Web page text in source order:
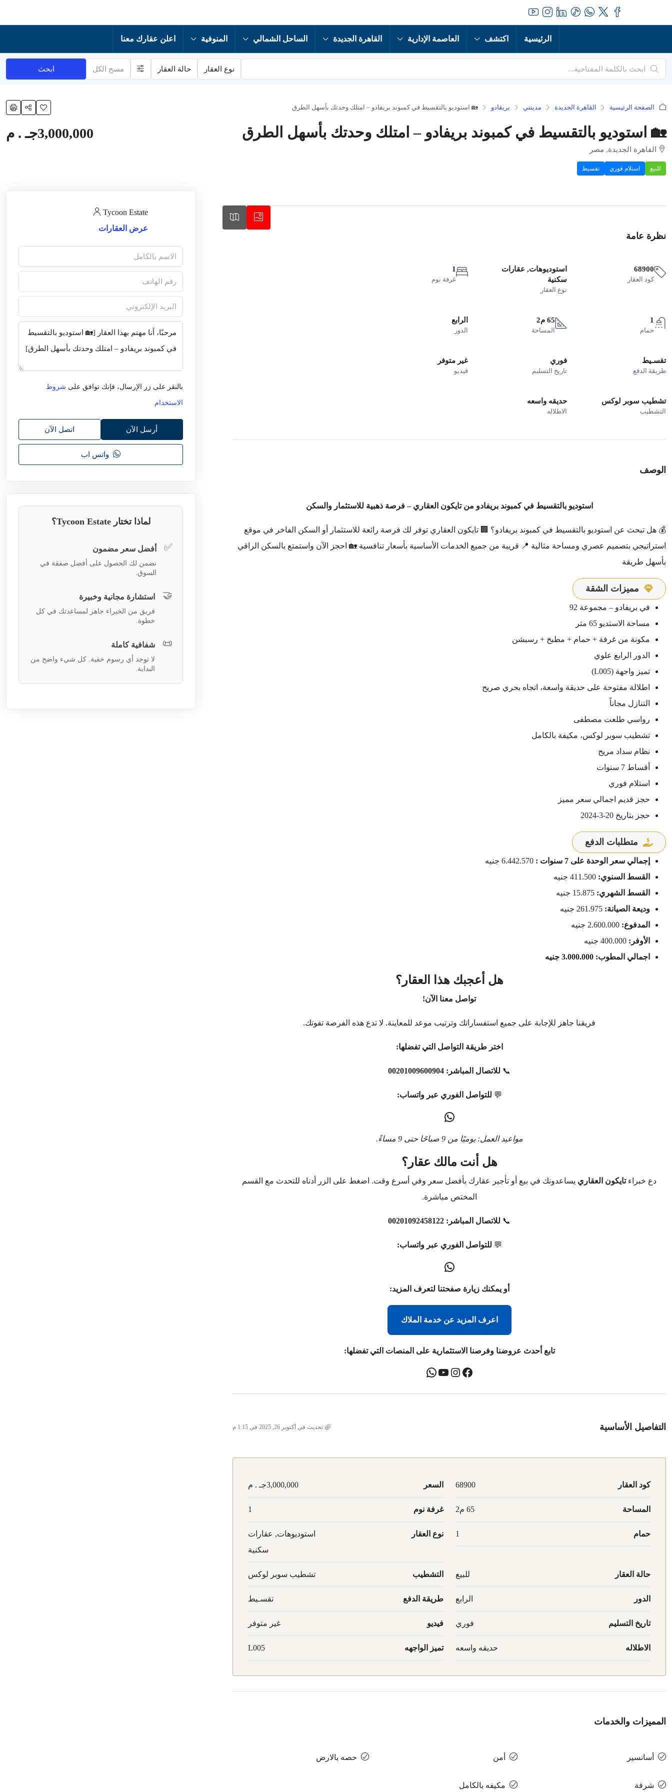
الرئيسية اكتشف العاصمة الإدارية القاهرة الجديدة الساحل الشمالي المنوفية اعلن عقارك معنا
نوع العقار حالة العقار مسح الكل ابحث
الصفحة الرئيسية القاهرة الجديدة مدينتي بريفادو 🏡 استوديو بالتقسيط في كمبوند بريفادو – امتلك وحدتك بأسهل الطرق
🏡 استوديو بالتقسيط في كمبوند بريفادو – امتلك وحدتك بأسهل الطرق
القاهرة الجديدة, مصر
للبيع استلام فوري تقسيط
3,000,000جـ . م
نظرة عامة
68900
كود العقار
استوديوهات, عقارات
سكنية
نوع العقار
1
غرفة نوم
1
حمام
65 م2
المساحة
الرابع
الدور
تقسـيط
طريقة الدفع
فوري
تاريخ التسليم
غير متوفر
فيديو
تشطيب سوبر لوكس
التشطيب
حديقه واسعه
الاطلاله
الوصف
استوديو بالتقسيط في كمبوند بريفادو من تايكون العقاري – فرصة ذهبية للاستثمار والسكن
💰 هل تبحث عن استوديو بالتقسيط في كمبوند بريفادو؟ 🏢 تايكون العقاري توفر لك فرصة رائعة للاستثمار أو السكن الفاخر في موقع
استراتيجي بتصميم عصري ومساحة مثالية 📍 قريبة من جميع الخدمات الأساسية بأسعار تنافسية 🏡 احجز الآن واستمتع بالسكن الراقي
بأسهل طريقة
مميزات الشقة
في بريفادو – مجموعة 92
مساحة الاستديو 65 متر
مكونة من غرفة + حمام + مطبخ + رسبشن
الدور الرابع علوي
تميز واجهة (L005)
اطلالة مفتوحة على حديقة واسعة، اتجاه بحري صريح
التنازل مجاناً
رواسي طلعت مصطفى
تشطيب سوبر لوكس، مكيفة بالكامل
نظام سداد مريح
أقساط 7 سنوات
استلام فوري
حجز قديم اجمالي سعر مميز
حجز بتاريخ 20-3-2024
متطلبات الدفع
إجمالي سعر الوحدة على 7 سنوات :
6.442.570 جنيه
القسط السنوي:
القسط الشهري: 15.875 جنيه
وديعة الصيانة:
المدفوع:
الأوفر: 400.000 جنيه
اجمالي المطوب: 3.000.000 جنيه
هل أعجبك هذا العقار؟
تواصل معنا الآن!
فريقنا جاهز للإجابة على جميع استفساراتك وترتيب موعد للمعاينة. لا تدع هذه الفرصة تفوتك.
اختر طريقة التواصل التي تفضلها:
📞 للاتصال المباشر: 00201009600904
💬 للتواصل الفوري عبر واتساب:
مواعيد العمل: يوميًا من 9 صباحًا حتى 9 مساءً.
هل أنت مالك عقار؟
دع خبراءتايكون العقاري يساعدونك في بيع أو تأجير عقارك بأفضل سعر وفي أسرع وقت. اضغط على الزر أدناه للتحدث مع القسم
المختص مباشرة.
📞 للاتصال المباشر: 00201092458122
💬 للتواصل الفوري عبر واتساب:
أو يمكنك زيارة صفحتنا لتعرف المزيد:
اعرف المزيد عن خدمة الملاك
تابع أحدث عروضنا وفرصنا الاستثمارية على المنصات التي تفضلها:
التفاصيل الأساسية تحديث في أكتوبر 26, 2025 في 1:15 م
كود العقار 68900 السعر 3,000,000جـ . م
المساحة 65 م2 غرفة نوم 1
حمام 1 نوع العقار
استوديوهات, عقارات
سكنية
حالة العقار للبيع التشطيب تشطيب سوبر لوكس
الدور الرابع طريقة الدفع تقسـيط
تاريخ التسليم فوري فيديو غير متوفر
الاطلاله حديقه واسعه تميز الواجهه L005
المميزات والخدمات
أسانسير أمن حصه بالارض
شرفة مكيفه بالكامل
Tycoon Estate
عرض العقارات
بالنقر على زر الإرسال، فإنك توافق على شروط
الاستخدام
أرسل الآن اتصل الآن
واتس اب
لماذا تختار Tycoon Estate؟
✅ أفضل سعر مضمون
نضمن لك الحصول على أفضل صفقة في
السوق.
🤝 استشارة مجانية وخبيرة
فريق من الخبراء جاهز لمساعدتك في كل
خطوة.
📜 شفافية كاملة
لا توجد أي رسوم خفية. كل شيء واضح من
البداية.